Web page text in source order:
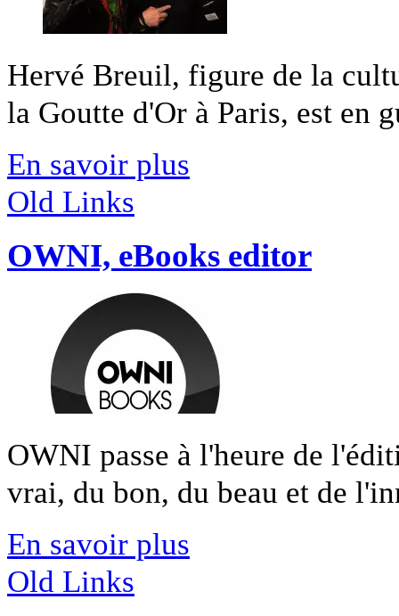
Hervé Breuil, figure de la
la Goutte d'Or à Paris, est en
En savoir plus
Old Links
OWNI, eBooks editor
OWNI passe à l'heure de
vrai, du bon, du beau et de
En savoir plus
Old Links